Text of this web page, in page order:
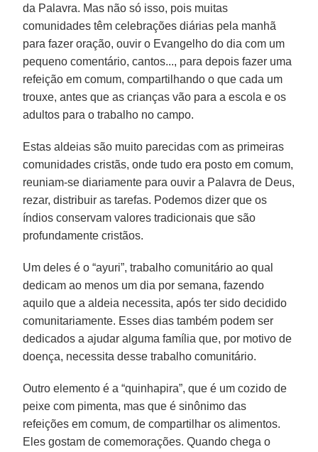
da Palavra. Mas não só isso, pois muitas
comunidades têm celebrações diárias pela manhã
para fazer oração, ouvir o Evangelho do dia com um
pequeno comentário, cantos..., para depois fazer uma
refeição em comum, compartilhando o que cada um
trouxe, antes que as crianças vão para a escola e os
adultos para o trabalho no campo.
Estas aldeias são muito parecidas com as primeiras
comunidades cristãs, onde tudo era posto em comum,
reuniam-se diariamente para ouvir a Palavra de Deus,
rezar, distribuir as tarefas. Podemos dizer que os
índios conservam valores tradicionais que são
profundamente cristãos.
Um deles é o “ayuri”, trabalho comunitário ao qual
dedicam ao menos um dia por semana, fazendo
aquilo que a aldeia necessita, após ter sido decidido
comunitariamente. Esses dias também podem ser
dedicados a ajudar alguma família que, por motivo de
doença, necessita desse trabalho comunitário.
Outro elemento é a “quinhapira”, que é um cozido de
peixe com pimenta, mas que é sinônimo das
refeições em comum, de compartilhar os alimentos.
Eles gostam de comemorações. Quando chega o